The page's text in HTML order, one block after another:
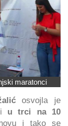
maratonci
osvojla je
u trci na 10
i tako se